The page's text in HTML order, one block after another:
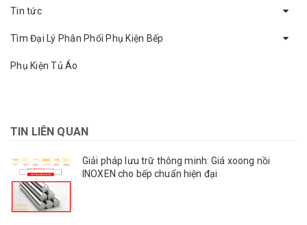
Tin tức
Tìm Đại Lý Phân Phối Phụ Kiện Bếp
Phụ Kiện Tủ Áo
TIN LIÊN QUAN
Giải pháp lưu trữ thông minh: Giá xoong nồi
INOXEN cho bếp chuẩn hiện đại